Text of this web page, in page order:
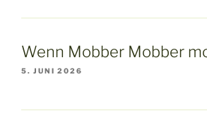
Wenn Mobber Mobber
5. JUNI 2026